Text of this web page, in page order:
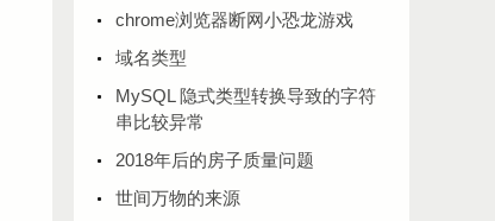
chrome浏览器断网小恐龙游戏
域名类型
MySQL 隐式类型转换导致的字符
串比较异常
2018年后的房子质量问题
世间万物的来源